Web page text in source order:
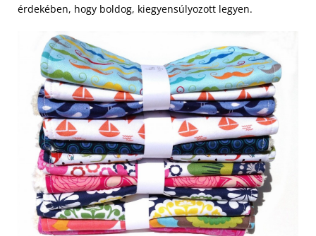
érdekében, hogy boldog, kiegyensúlyozott legyen.